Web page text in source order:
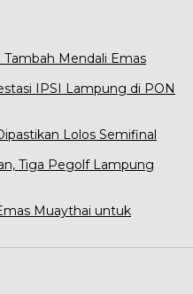
Mendali Emas
IPSI Lampung di PON
Lolos Semifinal
Tiga Pegolf Lampung
Muaythai untuk